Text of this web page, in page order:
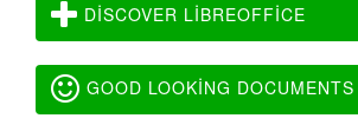
DISCOVER LIBREOFFICE
GOOD LOOKING DOCUMENTS